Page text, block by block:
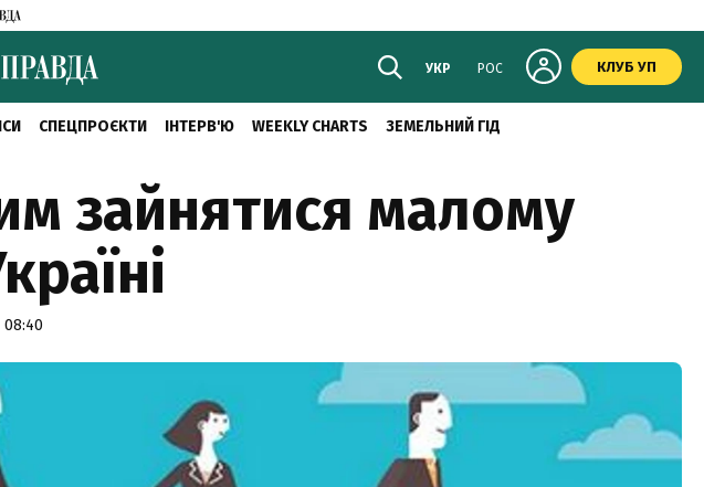
УКР РОС КЛУБ УП
СПЕЦПРОЄКТИ ІНТЕРВ'Ю WEEKLY CHARTS ЗЕМЕЛЬНИЙ ГІД
зайнятися малому